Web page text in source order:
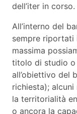
dell’iter in corso.
All’interno del
sempre riportati
massima
titolo di studio o
all’obiettivo del
richiesta);
la territorialità
o ancora la